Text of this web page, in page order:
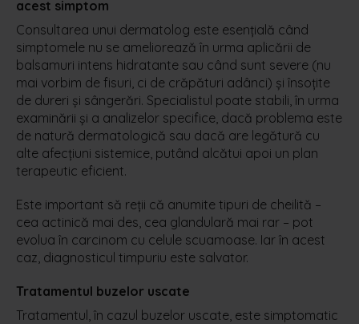
acest simptom
Consultarea unui dermatolog este esențială când
simptomele nu se ameliorează în urma aplicării de
balsamuri intens hidratante sau când sunt severe (nu
mai vorbim de fisuri, ci de crăpături adânci) și însoțite
de dureri și sângerări. Specialistul poate stabili, în urma
examinării și a analizelor specifice, dacă problema este
de natură dermatologică sau dacă are legătură cu
alte afecțiuni sistemice, putând alcătui apoi un plan
terapeutic eficient.
Este important să reții că anumite tipuri de cheilită –
cea actinică mai des, cea glandulară mai rar – pot
evolua în carcinom cu celule scuamoase. Iar în acest
caz, diagnosticul timpuriu este salvator.
Tratamentul buzelor uscate
Tratamentul, în cazul buzelor uscate, este simptomatic